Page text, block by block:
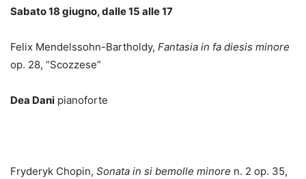
Sabato 18 giugno, dalle 15 alle 17
Felix Mendelssohn-Bartholdy, Fantasia in fa diesis minore
op. 28, “Scozzese”
Dea Dani pianoforte
Fryderyk Chopin, Sonata in si bemolle minore n. 2 op. 35,